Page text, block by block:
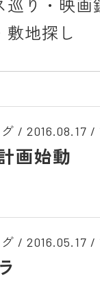
巡り・映画
地探し
/ 2016.08.17 /
画始動
/ 2016.05.17 /